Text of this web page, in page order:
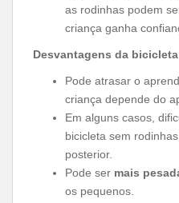
as rodinhas podem
criança ganha
Desvantagens da
Pode atrasar o
criança depende do
Em alguns casos,
bicicleta sem
posterior.
Pode ser mais
os pequenos.